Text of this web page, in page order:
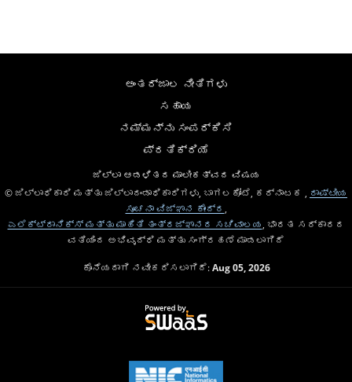
ಅಂತರ್ಜಾಲ ನೀತಿಗಳು
ಸಹಾಯ
ನಮ್ಮನ್ನು ಸಂಪರ್ಕಿಸಿ
ಪ್ರತಿಕ್ರಿಯೆ
ಜಿಲ್ಲಾ ಆಡಳಿತದ ಮಾಲೀಕತ್ವದ ವಿಷಯ
© ಜಿಲ್ಲಾಧಿಕಾರಿ ಮತ್ತು ಜಿಲ್ಲಾದಂಡಾಧಿಕಾರಿಗಳು, ಬಾಗಲಕೋಟೆ, ಕರ್ನಾಟಕ ,
ರಾಷ್ಟೀಯ
ಸೂಚನಾ ವಿಜ್ಞಾನ ಕೇಂದ್ರ
ಎಲೆಕ್ಟ್ರಾನಿಕ್ಸ್ ಮತ್ತು ಮಾಹಿತಿ ತಂತ್ರಜ್ಞಾನದ ಸಚಿವಾಲಯ , ಭಾರತ ಸರ್ಕಾರದ
ವತಿಯಿಂದ ಅಭಿವೃದ್ಧಿ ಮತ್ತು ಸಂಗ್ರಹಣೆ ಮಾಡಲಾಗಿದೆ
ಕೊನೆಯದಾಗಿ ನವೀಕರಿಸಲಾಗಿದೆ:Aug 05, 2026